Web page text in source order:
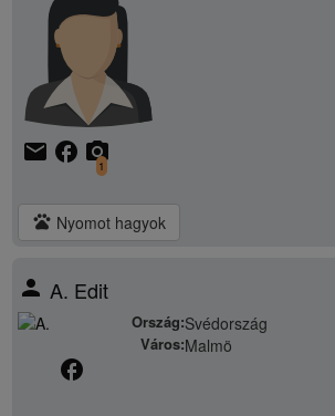
email facebook camera_alt
1
pets Nyomot hagyok
person A. Edit
Ország:Svédország
Város:Malmö
facebook